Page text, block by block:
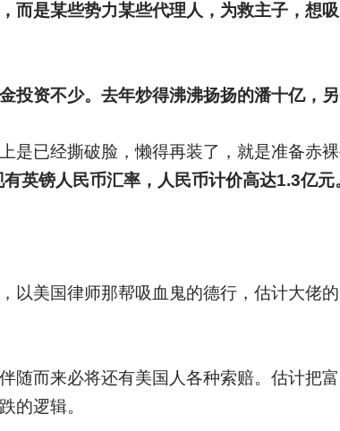
而是某些势力某些代理人，为救主子，想
投资不少。去年炒得沸沸扬扬的潘十亿，另
是已经撕破脸，懒得再装了，就是准备赤
英镑人民币汇率，人民币计价高达1.3亿元
以美国律师那帮吸血鬼的德行，估计大佬
随而来必将还有美国人各种索赔。估计把
的逻辑。